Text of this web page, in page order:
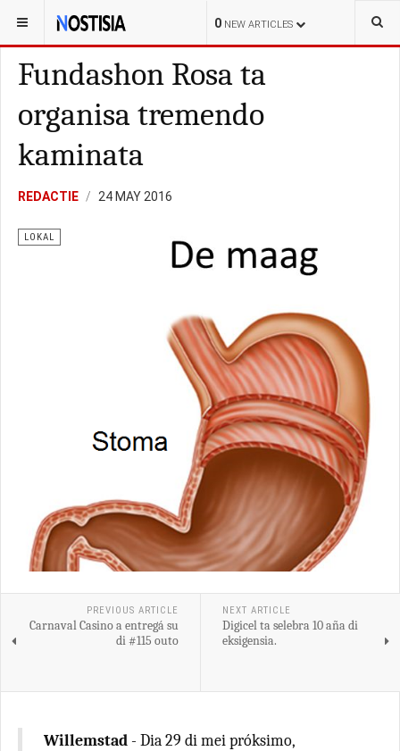
0 NEW ARTICLES
YOU ARE HERE: CURAÇAO INGEZONDEN
Fundashon Rosa ta
organisa tremendo
kaminata
REDACTIE 24 MAY 2016
LOKAL
PREVIOUS ARTICLE
Carnaval Casino a entregá su
di #115 outo
NEXT ARTICLE
Digicel ta selebra 10 aña di
eksigensia.
Willemstad - Dia 29 di mei próksimo,